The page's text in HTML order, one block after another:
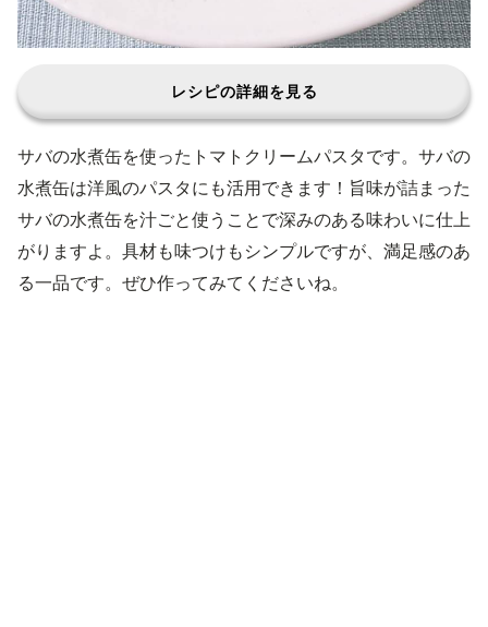
レシピの詳細を見る
サバの水煮缶を使ったトマトクリームパスタです。サバの
水煮缶は洋風のパスタにも活用できます！旨味が詰まった
サバの水煮缶を汁ごと使うことで深みのある味わいに仕上
がりますよ。具材も味つけもシンプルですが、満足感のあ
る一品です。ぜひ作ってみてくださいね。